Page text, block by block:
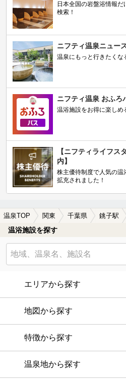
日本全国の岩盤浴情報
検索！
ニフティ温泉ニュー
温泉にもっと行きたくな
ニフティ温泉 おふろ
温浴施設をお得に楽しめ
【ニフティライフス
内】
株主優待制度で人気の
拡充されました！
温泉TOP 関東 千葉県 銚子駅
温浴施設を探す
エリアから探す
地図から探す
特徴から探す
温泉地から探す